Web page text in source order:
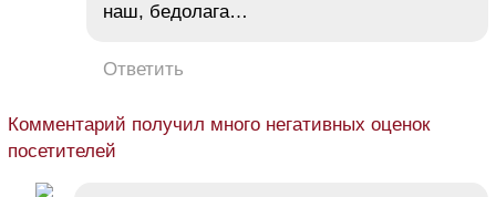
наш, бедолага…
Ответить
Комментарий получил много негативных оценок
посетителей